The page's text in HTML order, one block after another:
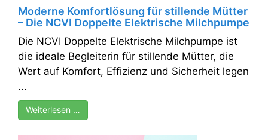
Moderne Komfortlösung für stillende Mütter
– Die NCVI Doppelte Elektrische Milchpumpe
Die NCVI Doppelte Elektrische Milchpumpe ist
die ideale Begleiterin für stillende Mütter, die
Wert auf Komfort, Effizienz und Sicherheit legen
...
Weiterlesen …